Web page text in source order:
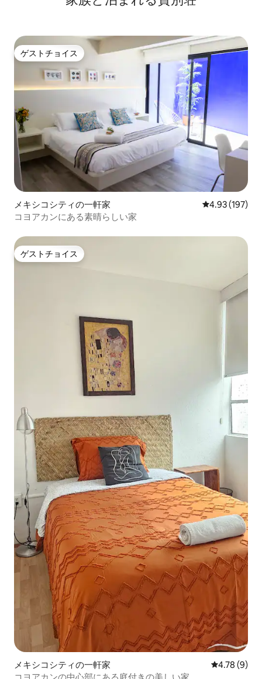
ゲストチョイス
ゲストチョイス
メキシコシティの一軒家 レビュー197
4.93 (197)
コヨアカンにある素晴らしい家
ゲストチョイス
ゲストチョイス
メキシコシティの一軒家 レビュー9
4.78 (9)
コヨアカンの中心部にある庭付きの美しい家